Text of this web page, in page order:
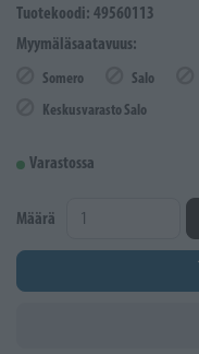
Tuotekoodi: 49560113
Myymäläsaatavuus:
Somero Salo
Keskusvarasto Salo
Varastossa
Määrä